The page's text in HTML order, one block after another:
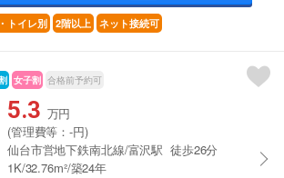
トイレ別 2階以上 ネット接続可
女子割 合格前予約可
5.3 万円
(管理費等：-円)
仙台市営地下鉄南北線/富沢駅 徒歩26分
1K/32.76m²/築24年